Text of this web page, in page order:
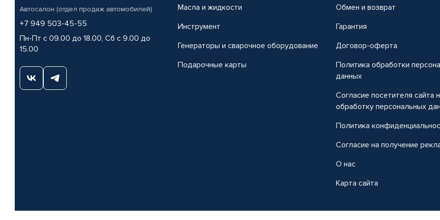
Автосалон (отдел продаж автомобилей)
+7 949 503-45-55
Пн-Пт с 09.00 до 18.00, Сб с 9.00 до
15.00
Масла и жидкости
Инструмент
Генераторы и сварочное оборудование
Подарочные карты
Обмен и возврат
Гарантия
Договор-оферта
Политика обработки
данных
Согласие посетителя сайта
обработку персональных
Политика
Согласие на получение
О нас
Карта сайта